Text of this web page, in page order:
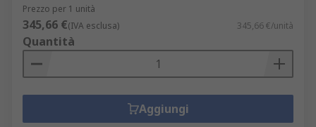
Prezzo per 1 unità
345,66 €(IVA esclusa) 345,66 €/unità
Quantità
Aggiungi